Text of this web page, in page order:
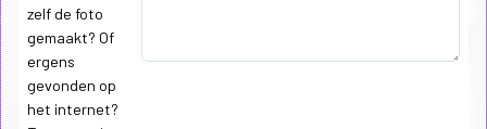
zelf de foto
gemaakt? Of
ergens
gevonden op
het internet?